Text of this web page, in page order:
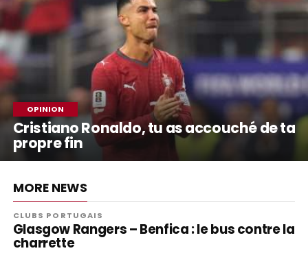
OPINION
Cristiano Ronaldo, tu as accouché de ta
propre fin
MORE NEWS
CLUBS PORTUGAIS
Glasgow Rangers – Benfica : le bus contre la
charrette